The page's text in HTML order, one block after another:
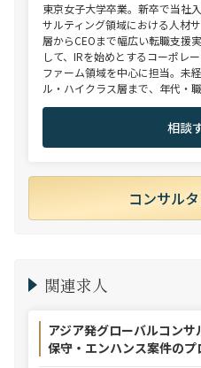
東京女子大学卒業。新卒で当社
サルティング領域における人材
層からCEOまで幅広い転職支援
して、IRを始めとするコーポレ
ファーム領域を中心に担当。未
ル・ハイクラス層まで、年代・
相談
コンサル
関連求人
アジア発グローバルコン
保守・エンハンス案件の